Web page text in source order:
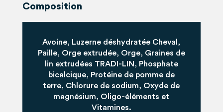
Composition
Avoine, Luzerne déshydratée Cheval,
Paille, Orge extrudée, Orge, Graines de
lin extrudées TRADI-LIN, Phosphate
bicalcique, Protéine de pomme de
terre, Chlorure de sodium, Oxyde de
magnésium, Oligo-éléments et
Vitamines.